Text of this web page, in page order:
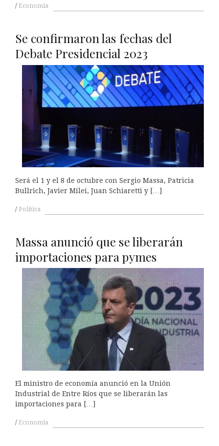
Economía
Se confirmaron las fechas del
Debate Presidencial 2023
Será el 1 y el 8 de octubre con Sergio Massa, Patricia
Bullrich, Javier Milei, Juan Schiaretti y […]
Política
Massa anunció que se liberarán
importaciones para pymes
El ministro de economía anunció en la Unión
Industrial de Entre Ríos que se liberarán las
importaciones para […]
Economía